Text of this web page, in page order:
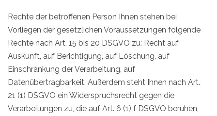
Rechte der betroffenen Person Ihnen stehen bei
Vorliegen der gesetzlichen Voraussetzungen folgende
Rechte nach Art. 15 bis 20 DSGVO zu: Recht auf
Auskunft, auf Berichtigung, auf Löschung, auf
Einschränkung der Verarbeitung, auf
Datenübertragbarkeit. Außerdem steht Ihnen nach Art.
21 (1) DSGVO ein Widerspruchsrecht gegen die
Verarbeitungen zu, die auf Art. 6 (1) f DSGVO beruhen,